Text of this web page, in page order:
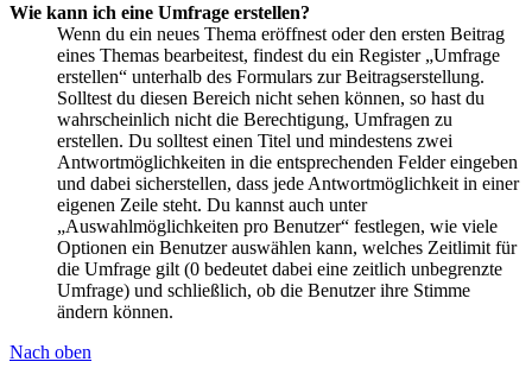
Wie kann ich eine Umfrage erstellen?
Wenn du ein neues Thema eröffnest oder den ersten Beitrag
eines Themas bearbeitest, findest du ein Register „Umfrage
erstellen“ unterhalb des Formulars zur Beitragserstellung.
Solltest du diesen Bereich nicht sehen können, so hast du
wahrscheinlich nicht die Berechtigung, Umfragen zu
erstellen. Du solltest einen Titel und mindestens zwei
Antwortmöglichkeiten in die entsprechenden Felder eingeben
und dabei sicherstellen, dass jede Antwortmöglichkeit in einer
eigenen Zeile steht. Du kannst auch unter
„Auswahlmöglichkeiten pro Benutzer“ festlegen, wie viele
Optionen ein Benutzer auswählen kann, welches Zeitlimit für
die Umfrage gilt (0 bedeutet dabei eine zeitlich unbegrenzte
Umfrage) und schließlich, ob die Benutzer ihre Stimme
ändern können.
Nach oben